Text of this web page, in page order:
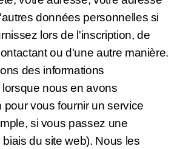
données personnelles si
lors de l'inscription, de
ou d'une autre manière.
des informations
nous en avons
pour vous fournir un service
si vous passez une
du site web). Nous les